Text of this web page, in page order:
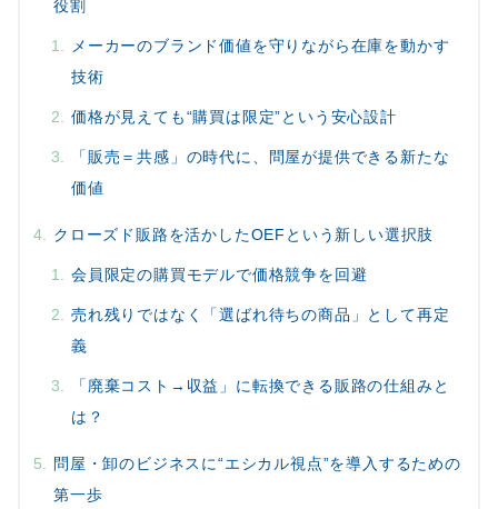
役割
メーカーのブランド価値を守りながら在庫を動かす
技術
価格が見えても“購買は限定”という安心設計
「販売＝共感」の時代に、問屋が提供できる新たな
価値
クローズド販路を活かしたOEFという新しい選択肢
会員限定の購買モデルで価格競争を回避
売れ残りではなく「選ばれ待ちの商品」として再定
義
「廃棄コスト→収益」に転換できる販路の仕組みと
は？
問屋・卸のビジネスに“エシカル視点”を導入するための
第一歩